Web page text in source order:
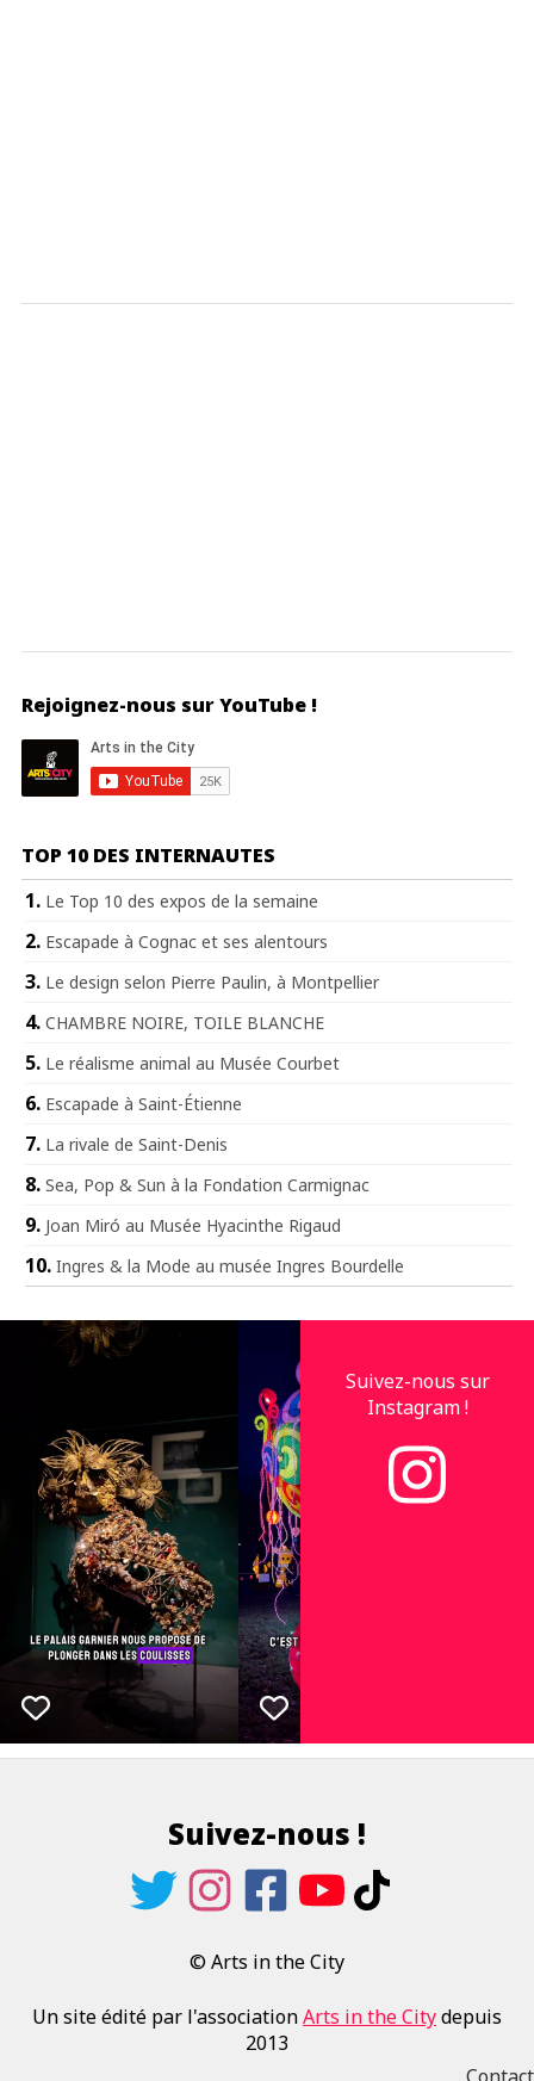
Rejoignez-nous sur YouTube !
TOP 10 DES INTERNAUTES
Le Top 10 des expos de la semaine
Escapade à Cognac et ses alentours
Le design selon Pierre Paulin, à Montpellier
CHAMBRE NOIRE, TOILE BLANCHE
Le réalisme animal au Musée Courbet
Escapade à Saint-Étienne
La rivale de Saint-Denis
Sea, Pop & Sun à la Fondation Carmignac
Joan Miró au Musée Hyacinthe Rigaud
Ingres & la Mode au musée Ingres Bourdelle
Suivez-nous sur
Instagram !
Suivez-nous !
© Arts in the City
Un site édité par l'associationArts in the Citydepuis
2013